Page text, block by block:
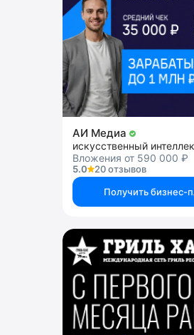
АИ Медиа
искусственный
Вложения от 590 000 ₽
5.0
20 отзывов
Получить бизнес-